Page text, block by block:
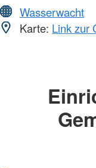
Wasserwacht
Karte: Link zur